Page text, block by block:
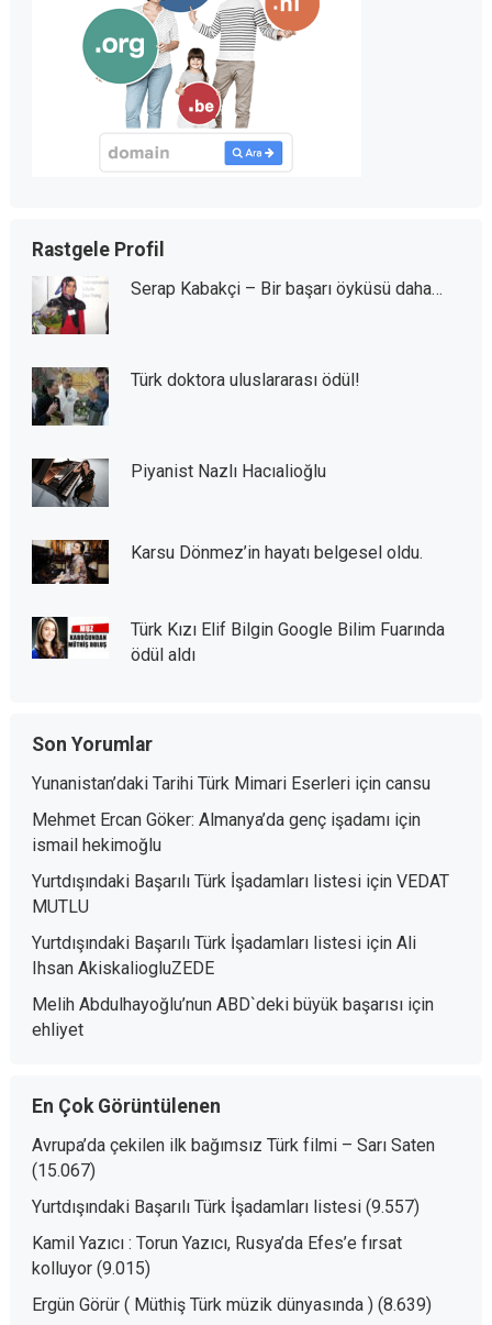
Rastgele Profil
Serap Kabakçi – Bir başarı öyküsü daha…
Türk doktora uluslararası ödül!
Piyanist Nazlı Hacıalioğlu
Karsu Dönmez’in hayatı belgesel oldu.
Türk Kızı Elif Bilgin Google Bilim Fuarında
ödül aldı
Son Yorumlar
Yunanistan’daki Tarihi Türk Mimari Eserleriiçin cansu
Mehmet Ercan Göker: Almanya’da genç işadamıiçin
ismail hekimoğlu
Yurtdışındaki Başarılı Türk İşadamları listesiiçin VEDAT
MUTLU
Yurtdışındaki Başarılı Türk İşadamları listesiiçin Ali
Ihsan AkiskaliogluZEDE
Melih Abdulhayoğlu’nun ABD`deki büyük başarısıiçin
ehliyet
En Çok Görüntülenen
Avrupa’da çekilen ilk bağımsız Türk filmi – Sarı Saten
(15.067)
Yurtdışındaki Başarılı Türk İşadamları listesi (9.557)
Kamil Yazıcı : Torun Yazıcı, Rusya’da Efes’e fırsat
kolluyor (9.015)
Ergün Görür ( Müthiş Türk müzik dünyasında ) (8.639)